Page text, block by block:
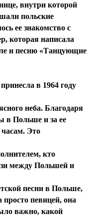
внутри которой
польские
ее знакомство с
которая написала
и песню «Танцующие
в 1964 году
неба. Благодаря
в Польше и за ее
часам. Это
кто
между Польшей и
песни в Польше,
певицей, она
важно, какой